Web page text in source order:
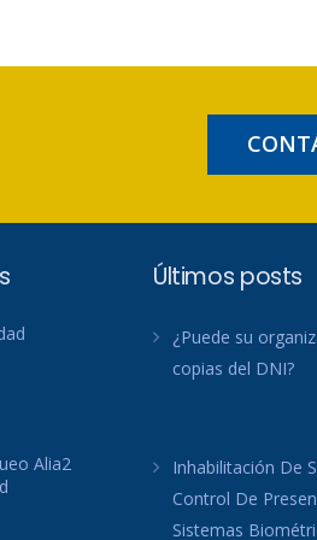
Alia2
Últimos posts
¿Puede su
copias del DNI?
Inhabilitación De
Control De
Sistemas